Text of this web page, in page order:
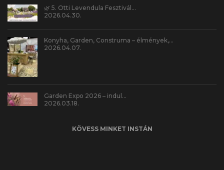
🌿 5. Otti Levendula Fesztivál…
2026.04.30.
Konyha, Garden, Construma – élmények,…
2026.04.07.
Garden Expo 2026 – indul…
2026.03.18.
KÖVESS MINKET INSTÁN